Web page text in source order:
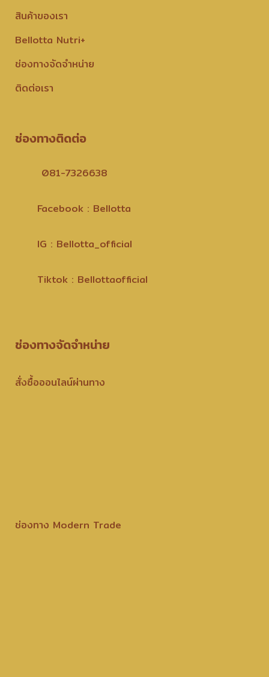
สินค้าของเรา
Bellotta Nutri+
ช่องทางจัดจำหน่าย
ติดต่อเรา
ช่องทางติดต่อ
081-7326638
Facebook : Bellotta
IG : Bellotta_official
Tiktok : Bellottaofficial
ช่องทางจัดจำหน่าย
สั่งซื้อออนไลน์ผ่านทาง
ช่องทาง Modern Trade